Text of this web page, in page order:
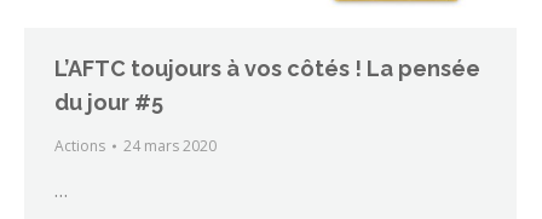
L’AFTC toujours à vos côtés ! La pensée
du jour #5
Actions 24 mars 2020
…